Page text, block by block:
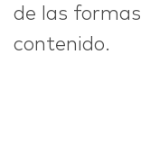
de las
contenido.